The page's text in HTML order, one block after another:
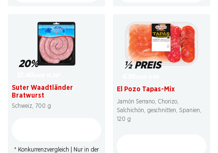
20%
Suter Waadtländer
Bratwurst
Schweiz, 700 g
* Konkurrenzvergleich | Nur in der
½ PREIS
El Pozo Tapas-Mix
Jamón Serrano, Chorizo,
Salchichón, geschnitten, Spanien,
120 g